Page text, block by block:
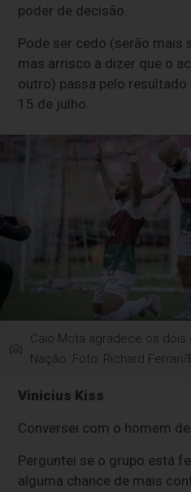
poder de decisão.
Pode ser cedo (serão mais
mas arrisco a dizer que o
outro) passa pelo
15 de julho.
Caio Mota agradece os
Nação. Foto: Richard Ferrari/
Vinicius Kiss
Conversei com o homem
Perguntei se o grupo está
alguma chance de mais